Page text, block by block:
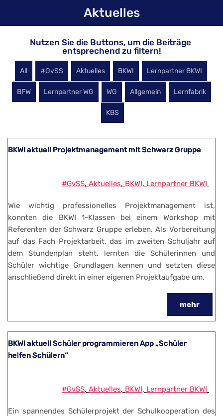
Aktuelles
Nutzen Sie die Buttons, um die Beiträge
entsprechend zu filtern!
All #GvSS Aktuelles BKWI Lernpartner BKWI
BFW Lernpartner WG WG Allgemein Lernfabrik
KBS
BKWI aktuell Projektmanagement mit Schwarz Gruppe
#GvSS, Aktuelles, BKWI, Lernpartner BKWI
Wie wichtig professionelles Projektmanagement ist,
konnten die BKWI 1-Klassen bei einem Workshop mit
Referenten der Schwarz Gruppe erleben. Als Vorbereitung
auf das Fach Projektarbeit, das im zweiten Schuljahr auf
dem Stundenplan steht, lernten die Schülerinnen und
Schüler wichtige Grundlagen kennen und setzten diese
anschließend direkt in einer eigenen Projektaufgabe um.
mehr
BKWI aktuell Schüler programmieren App „Schüler
helfen Schülern“
#GvSS, Aktuelles, BKWI, Lernpartner BKWI
Ein spannendes Schülerprojekt der Schulkooperation des